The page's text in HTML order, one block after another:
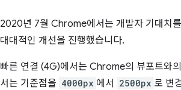
2020년 7월 Chrome에서는 개발자 기대치
대대적인 개선을 진행했습니다.
빠른 연결 (4G)에서는 Chrome의 뷰포트와
서는 기준점을 4000px 에서 2500px 로 변